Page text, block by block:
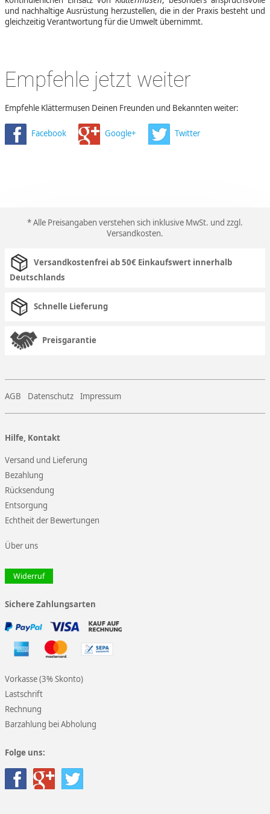
und nachhaltige Ausrüstung herzustellen, die in der Praxis besteht und
gleichzeitig Verantwortung für die Umwelt übernimmt.
Empfehle jetzt weiter
Empfehle Klättermusen Deinen Freunden und Bekannten weiter:
Facebook Google+ Twitter
* Alle Preisangaben verstehen sich inklusive MwSt. und zzgl.
Versandkosten.
Versandkostenfrei ab 50€ Einkaufswert innerhalb
Deutschlands
Schnelle Lieferung
Preisgarantie
AGB Datenschutz Impressum
Hilfe, Kontakt
Versand und Lieferung
Bezahlung
Rücksendung
Entsorgung
Echtheit der Bewertungen
Über uns
Widerruf
Sichere Zahlungsarten
Vorkasse (3% Skonto)
Lastschrift
Rechnung
Barzahlung bei Abholung
Folge uns: